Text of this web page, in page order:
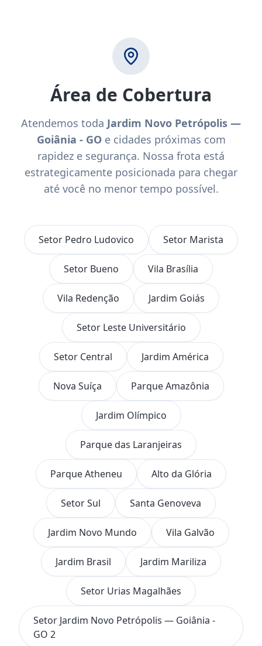
Área de Cobertura
Atendemos toda Jardim Novo Petrópolis —
Goiânia - GOe cidades próximas com
rapidez e segurança. Nossa frota está
estrategicamente posicionada para chegar
até você no menor tempo possível.
Setor Pedro Ludovico Setor Marista
Setor Bueno Vila Brasília
Vila Redenção Jardim Goiás
Setor Leste Universitário
Setor Central Jardim América
Nova Suíça Parque Amazônia
Jardim Olímpico
Parque das Laranjeiras
Parque Atheneu Alto da Glória
Setor Sul Santa Genoveva
Jardim Novo Mundo Vila Galvão
Jardim Brasil Jardim Mariliza
Setor Urias Magalhães
Setor Jardim Novo Petrópolis — Goiânia -
GO 2